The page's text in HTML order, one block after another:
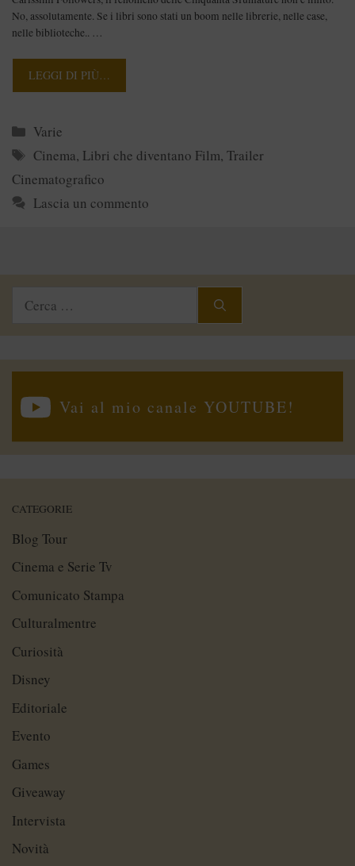
No, assolutamente. Se i libri sono stati un boom nelle librerie, nelle case,
nelle biblioteche.. …
LEGGI DI PIÙ…
Categorie
Varie
Tag
Cinema, Libri che diventano Film,Trailer
Cinematografico
Lascia un commento
Ricerca
Vai al mio canale YOUTUBE!
CATEGORIE
Blog Tour
Cinema e Serie Tv
Comunicato Stampa
Culturalmentre
Curiosità
Disney
Editoriale
Evento
Games
Giveaway
Intervista
Novità